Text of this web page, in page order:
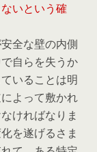
いという確
全な壁の内側
自らを失うか
いることは明
よって敷かれ
ければなりま
を遂げるさま